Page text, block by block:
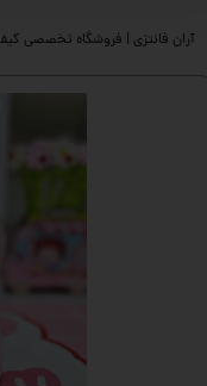
آران فانتزی | فروشگاه تخصصی